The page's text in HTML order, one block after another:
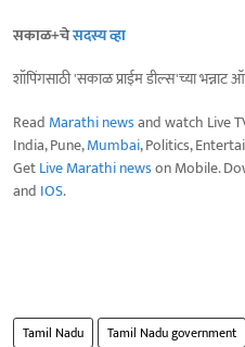
सकाळ+चेसदस्य व्हा
शॉपिंगसाठी 'सकाळ प्राईम डील्स'च्या भन्नाट
Read Marathi newsand watch Live
India, Pune,Mumbai, Politics,
GetLive Marathi newson Mobile.
and IOS.
Tamil Nadu Tamil Nadu government